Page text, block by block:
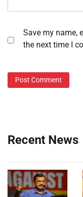
Save my name,
the next time I
Recent News